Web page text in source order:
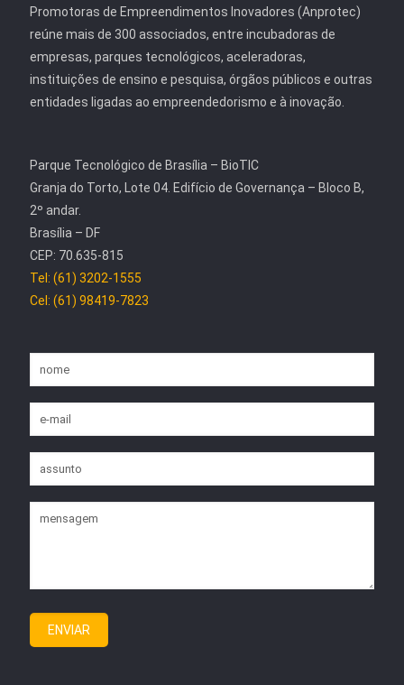
Promotoras de Empreendimentos Inovadores (Anprotec)
reúne mais de 300 associados, entre incubadoras de
empresas, parques tecnológicos, aceleradoras,
instituições de ensino e pesquisa, órgãos públicos e outras
entidades ligadas ao empreendedorismo e à inovação.
Parque Tecnológico de Brasília – BioTIC
Granja do Torto, Lote 04. Edifício de Governança – Bloco B,
2º andar.
Brasília – DF
CEP: 70.635-815
Tel: (61) 3202-1555
Cel: (61) 98419-7823